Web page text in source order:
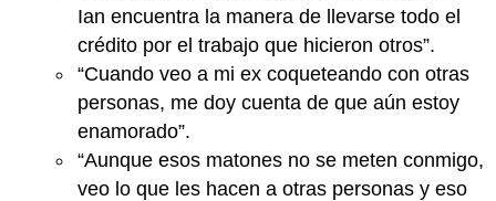
Ian encuentra la manera de llevarse todo el
crédito por el trabajo que hicieron otros”.
“Cuando veo a mi ex coqueteando con otras
personas, me doy cuenta de que aún estoy
enamorado”.
“Aunque esos matones no se meten conmigo,
veo lo que les hacen a otras personas y eso